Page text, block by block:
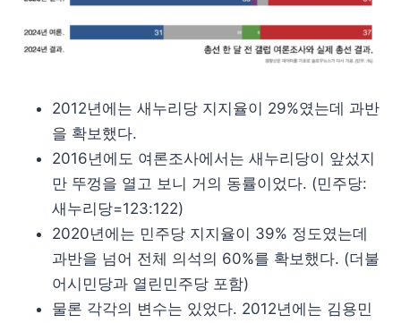
2012년에는 새누리당 지지율이 29%였는데 과반
을 확보했다.
2016년에도 여론조사에서는 새누리당이 앞섰지
만 뚜껑을 열고 보니 거의 동률이었다. (민주당:
새누리당=123:122)
2020년에는 민주당 지지율이 39% 정도였는데
과반을 넘어 전체 의석의 60%를 확보했다. (더불
어시민당과 열린민주당 포함)
물론 각각의 변수는 있었다. 2012년에는 김용민